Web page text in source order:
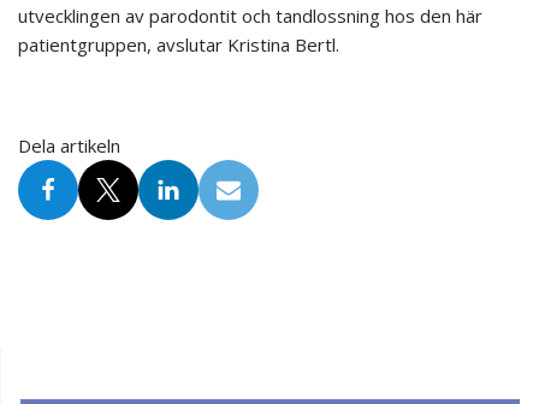
utvecklingen av parodontit och tandlossning hos den här
patientgruppen, avslutar Kristina Bertl.
Dela artikeln